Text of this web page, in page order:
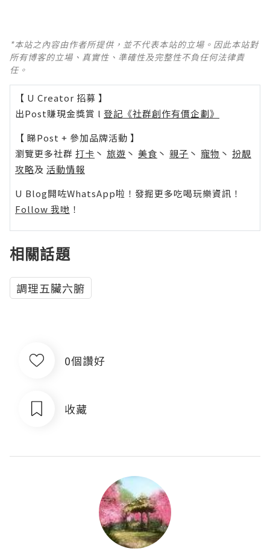
*本站之內容由作者所提供，並不代表本站的立場。因此本站對
所有博客的立場、真實性、準確性及完整性不負任何法律責
任。
【 U Creator 招募 】
出Post賺現金獎賞 l 登記《社群創作有價企劃》
【 睇Post + 參加品牌活動 】
瀏覽更多社群 打卡 丶 旅遊 丶 美食 丶 親子 丶 寵物 丶 扮靚
攻略及 活動情報
U Blog開咗WhatsApp啦！發掘更多吃喝玩樂資訊！
Follow 我哋 ！
相關話題
調理五臟六腑
0個讚好
收藏